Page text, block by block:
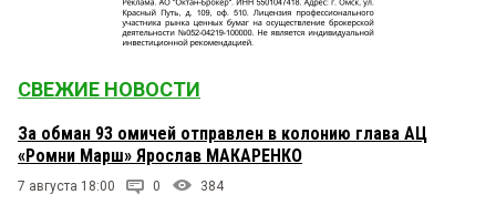
СВЕЖИЕ НОВОСТИ
За обман 93 омичей отправлен в колонию глава АЦ
«Ромни Марш» Ярослав МАКАРЕНКО
7 августа 18:00 0 384